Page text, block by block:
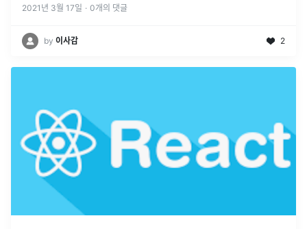
2021년 3월 17일 · 0개의 댓글
by 이사감 2